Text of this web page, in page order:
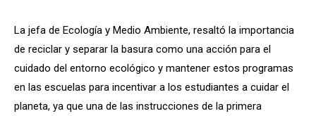
La jefa de Ecología y Medio Ambiente, resaltó la importancia
de reciclar y separar la basura como una acción para el
cuidado del entorno ecológico y mantener estos programas
en las escuelas para incentivar a los estudiantes a cuidar el
planeta, ya que una de las instrucciones de la primera